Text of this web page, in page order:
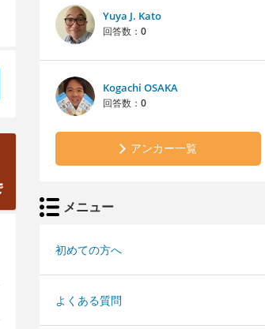
Yuya J. Kato
回答数： 0
Kogachi OSAKA
回答数： 0
アンカー一覧
メニュー
初めての方へ
よくある質問